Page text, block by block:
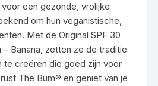
een gezonde, vrolijke
om hun veganistische,
Met de Original SPF 30
– Banana, zetten ze de traditie
creëren die goed zijn voor
The Bum® en geniet van je